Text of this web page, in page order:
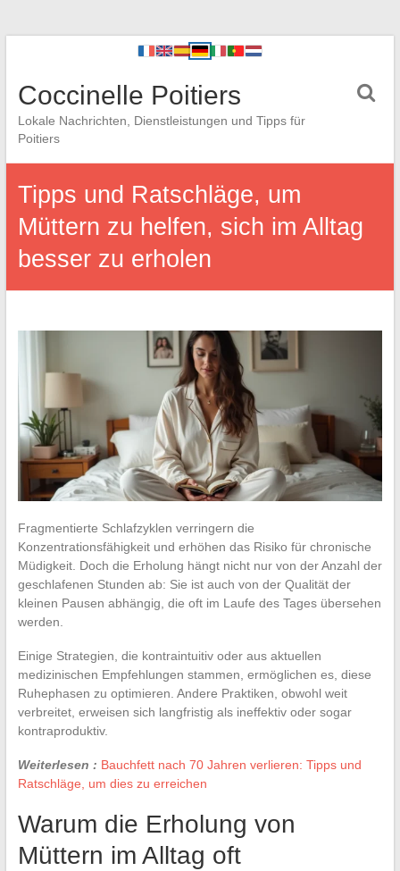
Coccinelle Poitiers
Lokale Nachrichten, Dienstleistungen und Tipps für
Poitiers
Tipps und Ratschläge, um
Müttern zu helfen, sich im Alltag
besser zu erholen
Fragmentierte Schlafzyklen verringern die
Konzentrationsfähigkeit und erhöhen das Risiko für chronische
Müdigkeit. Doch die Erholung hängt nicht nur von der Anzahl der
geschlafenen Stunden ab: Sie ist auch von der Qualität der
kleinen Pausen abhängig, die oft im Laufe des Tages übersehen
werden.
Einige Strategien, die kontraintuitiv oder aus aktuellen
medizinischen Empfehlungen stammen, ermöglichen es, diese
Ruhephasen zu optimieren. Andere Praktiken, obwohl weit
verbreitet, erweisen sich langfristig als ineffektiv oder sogar
kontraproduktiv.
Weiterlesen : Bauchfett nach 70 Jahren verlieren: Tipps und
Ratschläge, um dies zu erreichen
Warum die Erholung von
Müttern im Alltag oft